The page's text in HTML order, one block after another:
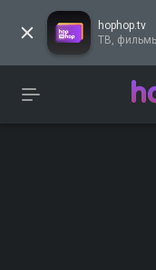
hophop.tv
ТВ,